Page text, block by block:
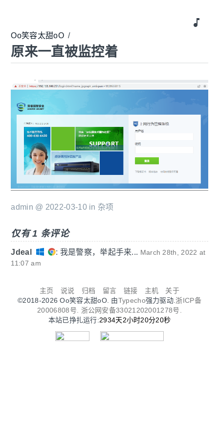
music_note
Oo笑容太甜oO /
原来一直被监控着
admin @ 2022-03-10 in 杂项
仅有 1 条评论
Jdeal : 我是警察，举起手来... March 28th, 2022 at
11:07 am
主页 说说 归档 留言 链接 主机
关于
©2018-2026 Oo笑容太甜oO. 由Typecho强力驱动. 浙ICP备
20006808号. 浙公网安备33021202001278号.
本站已挣扎运行:2934天2小时20分20秒